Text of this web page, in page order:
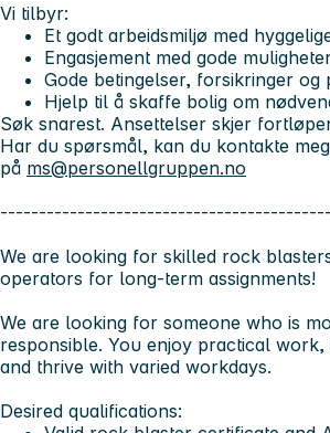
Vi tilbyr:
Et godt arbeidsmiljø med
Engasjement med gode
Gode betingelser, forsikringer og
Hjelp til å skaffe bolig om
Søk snarest. Ansettelser skjer
Har du spørsmål, kan du kontakte meg
på ms@personellgruppen.no
We are looking for skilled rock
operators for long-term assignments!
We are looking for someone who is
responsible. You enjoy practical work,
and thrive with varied workdays.
Desired qualifications: